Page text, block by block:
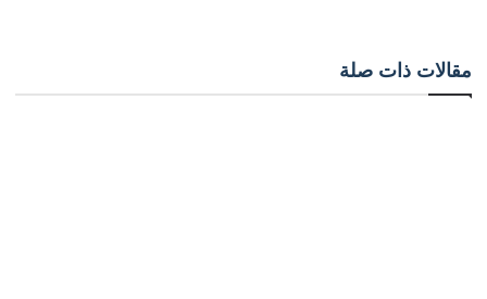
مقالات ذات صلة